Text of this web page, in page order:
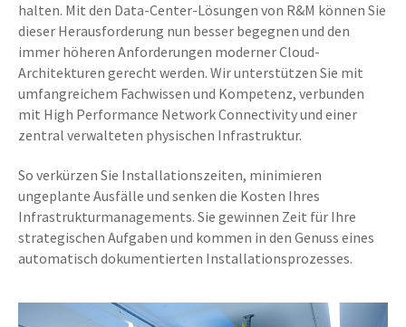
halten. Mit den Data-Center-Lösungen von R&M können Sie
dieser Herausforderung nun besser begegnen und den
immer höheren Anforderungen moderner Cloud-
Architekturen gerecht werden. Wir unterstützen Sie mit
umfangreichem Fachwissen und Kompetenz, verbunden
mit High Performance Network Connectivity und einer
zentral verwalteten physischen Infrastruktur.
So verkürzen Sie Installationszeiten, minimieren
ungeplante Ausfälle und senken die Kosten Ihres
Infrastrukturmanagements. Sie gewinnen Zeit für Ihre
strategischen Aufgaben und kommen in den Genuss eines
automatisch dokumentierten Installationsprozesses.